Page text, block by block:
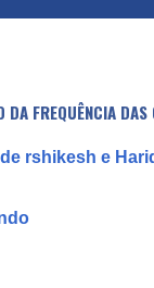
FREQUÊNCIA DAS
rshikesh e